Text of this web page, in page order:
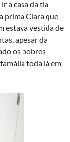
a casa da tia
prima Clara que
estava vestida de
apesar da
os pobres
toda lá em